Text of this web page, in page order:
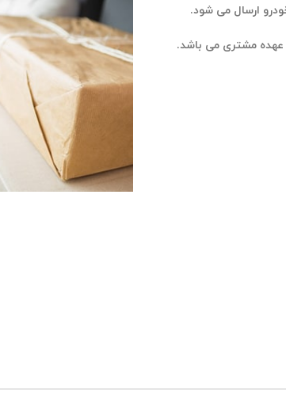
ارسال می شود.
عهده مشتری می باشد.